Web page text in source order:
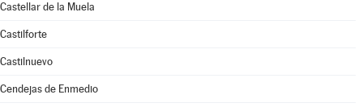
Castellar de la Muela
Castilforte
Castilnuevo
Cendejas de Enmedio